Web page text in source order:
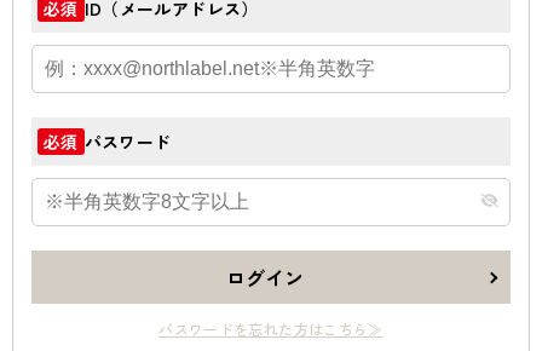
必須 ID（メールアドレス）
必須 パスワード
ログイン
パスワードを忘れた方はこちら≫